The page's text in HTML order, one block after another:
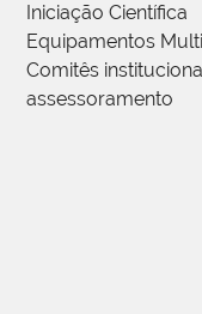
Iniciação Científica
Equipamentos
Comitês
assessoramento